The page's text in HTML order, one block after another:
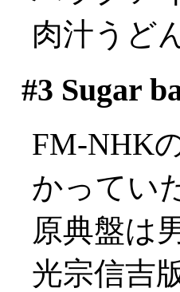
肉汁うど
#3 Sugar
FM-NHK
かってい
原典盤は
光宗信吉